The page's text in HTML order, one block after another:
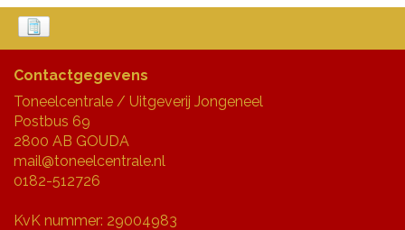
Contactgegevens
Toneelcentrale / Uitgeverij Jongeneel
Postbus 69
2800 AB GOUDA
mail@toneelcentrale.nl
0182-512726
KvK nummer: 29004983